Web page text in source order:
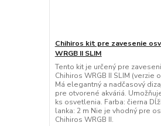
Chihiros kit pre zavesenie
WRGB II SLIM
Tento kit je určený pre
Chihiros WRGB II SLIM (verzie
Má elegantný a nadčasový
pre otvorené akváriá.
ks osvetlenia. Farba: čierna
lanka: 2 m Nie je vhodný pre
Chihiros WRGB II.